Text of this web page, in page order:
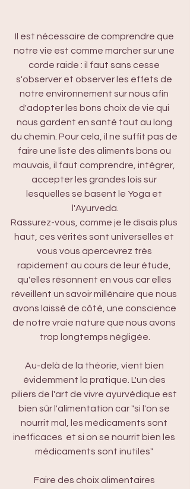
Il est nécessaire de comprendre que
notre vie est comme marcher sur une
corde raide : il faut sans cesse
s'observer et observer les effets de
notre environnement sur nous afin
d'adopter les bons choix de vie qui
nous gardent en santé tout au long
du chemin. Pour cela, il ne suffit pas de
faire une liste des aliments bons ou
mauvais, il faut comprendre, intégrer,
accepter les grandes lois sur
lesquelles se basent le Yoga et
l'Ayurveda.
Rassurez-vous, comme je le disais plus
haut, ces vérités sont universelles et
vous vous apercevrez très
rapidement au cours de leur étude,
qu'elles résonnent en vous car elles
réveillent un savoir millénaire que nous
avons laissé de côté, une conscience
de notre vraie nature que nous avons
trop longtemps négligée.
Au-delà de la théorie, vient bien
évidemment la pratique. L'un des
piliers de l'art de vivre ayurvédique est
bien sûr l'alimentation car "si l'on se
nourrit mal, les médicaments sont
inefficaces  et si on se nourrit bien les
médicaments sont inutiles"
Faire des choix alimentaires